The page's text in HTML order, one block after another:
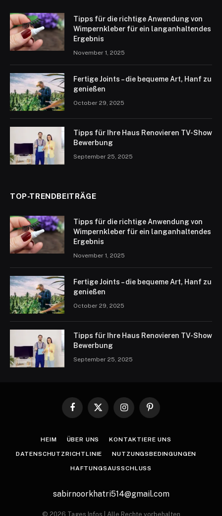
Tipps für die richtige Anwendung von
Wimpernkleber für ein langanhaltendes
Ergebnis
November 1, 2025
Fertige Joints – die bequeme Art, Hanf zu
genießen
October 29, 2025
Tipps für Ihre Haus Renovieren TV-Show
Bewerbung
September 25, 2025
TOP-TRENDBEITRÄGE
Tipps für die richtige Anwendung von
Wimpernkleber für ein langanhaltendes
Ergebnis
November 1, 2025
Fertige Joints – die bequeme Art, Hanf zu
genießen
October 29, 2025
Tipps für Ihre Haus Renovieren TV-Show
Bewerbung
September 25, 2025
Facebook
X
InstagramPinterest
HEIM ÜBER UNS KONTAKTIERE UNS
DATENSCHUTZRICHTLINIE NUTZUNGSBEDINGUNGEN
HAFTUNGSAUSSCHLUSS
sabirnoorkhatri514@gmail.com
© 2026 Tages Infos | Alle Rechte vorbehalten